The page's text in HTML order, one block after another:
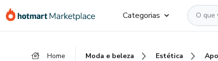
para
para
para
Categorias
Home Moda e beleza Estética